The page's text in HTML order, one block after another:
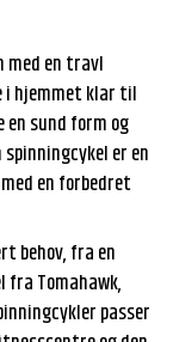
med en travl
i hjemmet klar til
sund form og
er en
en forbedret
behov, fra en
fra Tomahawk,
passer